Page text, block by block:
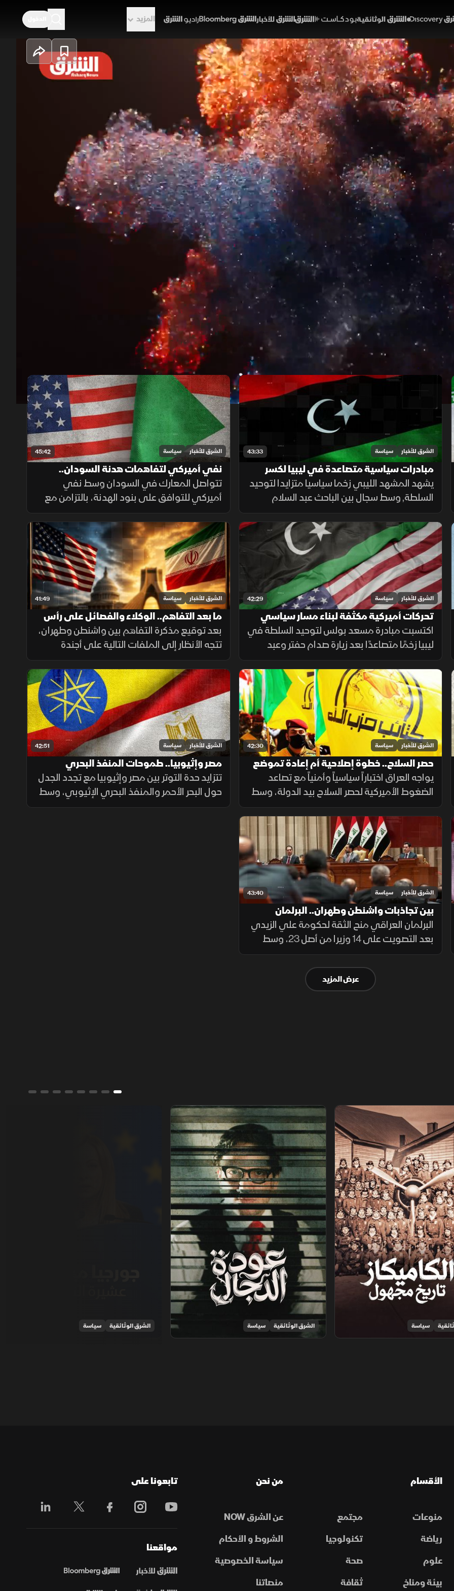
المزيد
00:12/44:21
أميركية جديدة لتوحيد السلطة في ليبيا.. هل
44:21 سياسة
إلى المبادرة التي يقودها مسعد بولس، كبير مستشاري الرئيس الأميركي دونالد ترمب، والهادفة إلى توحيد
وإنهاء حالة الانقسام السياسي. وتثير المبادرة مواقف متباينة بين الأطراف الليبية، في ظل تساؤلات حول
ترمب على دفع مسار التسوية عبر مقاربة تقوم على التوافقات السياسية والصفقات بين القوى الفاعلة
صيغة حكم موحدة.
الولايات المتحدة دونالد ترمب
43:33 الشرق للأخبار سياسة
مبادرات سياسية متصاعدة في ليبيا لكسر
الجمود وتوحيد السلطة
يشهد المشهد الليبي زخما سياسيا متزايدا لتوحيد
السلطة, وسط سجال بين الباحث عبد السلام
الراجحي والمحلل أحمد المهدوي حول جدوى
المبادرات المطروحة وتأثيرها على مسار التسوية.
45:42 الشرق للأخبار سياسة
نفي أميركي لتفاهمات هدنة السودان..
وتحرك سياسي في إثيوبيا
تتواصل المعارك في السودان وسط نفي
أميركي للتوافق على بنود الهدنة، بالتزامن مع
صدور أحكام قضائية بإعدام قيادات من الدعم
السريع، وترقب لتحركات قوى سياسية في
إثيوبيا لبحث المرحلة الانتقالية.
42:29 الشرق للأخبار سياسة
تحركات أميركية مكثفة لبناء مسار سياسي
جديد لتوحيد ليبيا
اكتسبت مبادرة مسعد بولس لتوحيد السلطة في
ليبيا زخمًا متصاعدًا بعد زيارة صدام حفتر وعبد
السلام الزوبي لواشنطن، وسط تساؤلات حول
قدرة الدبلوماسية الأميركية على كسر الجمود
السياسي وإنهاء الانقسام تمامًا.
41:49 الشرق للأخبار سياسة
ما بعد التفاهم.. الوكلاء والفصائل على رأس
أجندة واشنطن وطهران
بعد توقيع مذكرة التفاهم بين واشنطن وطهران،
تتجه الأنظار إلى الملفات التالية على أجندة
التفاوض، وفي مقدمتها الفصائل المسلحة
ووكلاء إيران في المنطقة، وسط تساؤلات بشأن
انعكاسات هذه التفاهمات
42:30 الشرق للأخبار سياسة
حصر السلاح.. خطوة إصلاحية أم إعادة تموضع
لفصائل العراق؟
يواجه العراق اختباراً سياسياً وأمنياً مع تصاعد
الضغوط الأميركية لحصر السلاح بيد الدولة، وسط
تعهدات حكومية بإعادة تنظيم المشهد الأمني.
42:51 الشرق للأخبار سياسة
مصر وإثيوبيا.. طموحات المنفذ البحري
وهواجس الأمن القومي
تتزايد حدة التوتر بين مصر وإثيوبيا مع تجدد الجدل
حول البحر الأحمر والمنفذ البحري الإثيوبي، وسط
تشابك ملفات الأمن الإقليمي والنيل والقرن
43:40 الشرق للأخبار سياسة
بين تجاذبات واشنطن وطهران.. البرلمان
العراقي يمنح حكومة الزيدي ثقة "منقوصة"
البرلمان العراقي منح الثقة لحكومة علي الزيدي
بعد التصويت على 14 وزيرا من أصل 23، وسط
تساؤلات حول قدرة الحكومة الجديدة على إدارة
التوازنات السياسية بين واشنطن وطهران
ومستقبل تموضع العراق الإقليمي
عرض المزيد
مجهول
سياسة
عودة الدجال
الشرق الوثائقية سياسة الشرق الوثائقية سياسة
الأقسام
منوعات
مجتمع
رياضة
تكنولوجيا
علوم
صحة
بيئة ومناخ
ثقافة
من نحن
عن الشرق NOW
الشروط و الأحكام
سياسة الخصوصية
منصاتنا
تابعونا على
مواقعنا